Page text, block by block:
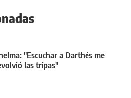
"Escuchar a Darthés me
las tripas"